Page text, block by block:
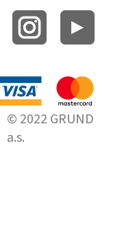
© 2022 GRUND
a.s.